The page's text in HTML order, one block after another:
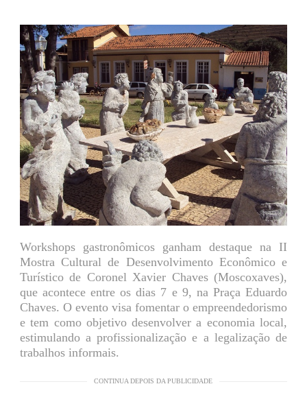
Workshops gastronômicos ganham destaque na II
Mostra Cultural de Desenvolvimento Econômico e
Turístico de Coronel Xavier Chaves (Moscoxaves),
que acontece entre os dias 7 e 9, na Praça Eduardo
Chaves. O evento visa fomentar o empreendedorismo
e tem como objetivo desenvolver a economia local,
estimulando a profissionalização e a legalização de
trabalhos informais.
CONTINUA DEPOIS DA PUBLICIDADE